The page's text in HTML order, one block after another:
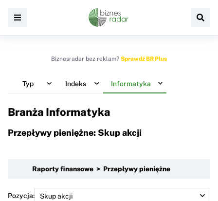
Biznesradar bez reklam? Sprawdź BR Plus
Typ Indeks Informatyka
Branża Informatyka
Przepływy pieniężne: Skup akcji
Raporty finansowe > Przepływy pieniężne
Pozycja: